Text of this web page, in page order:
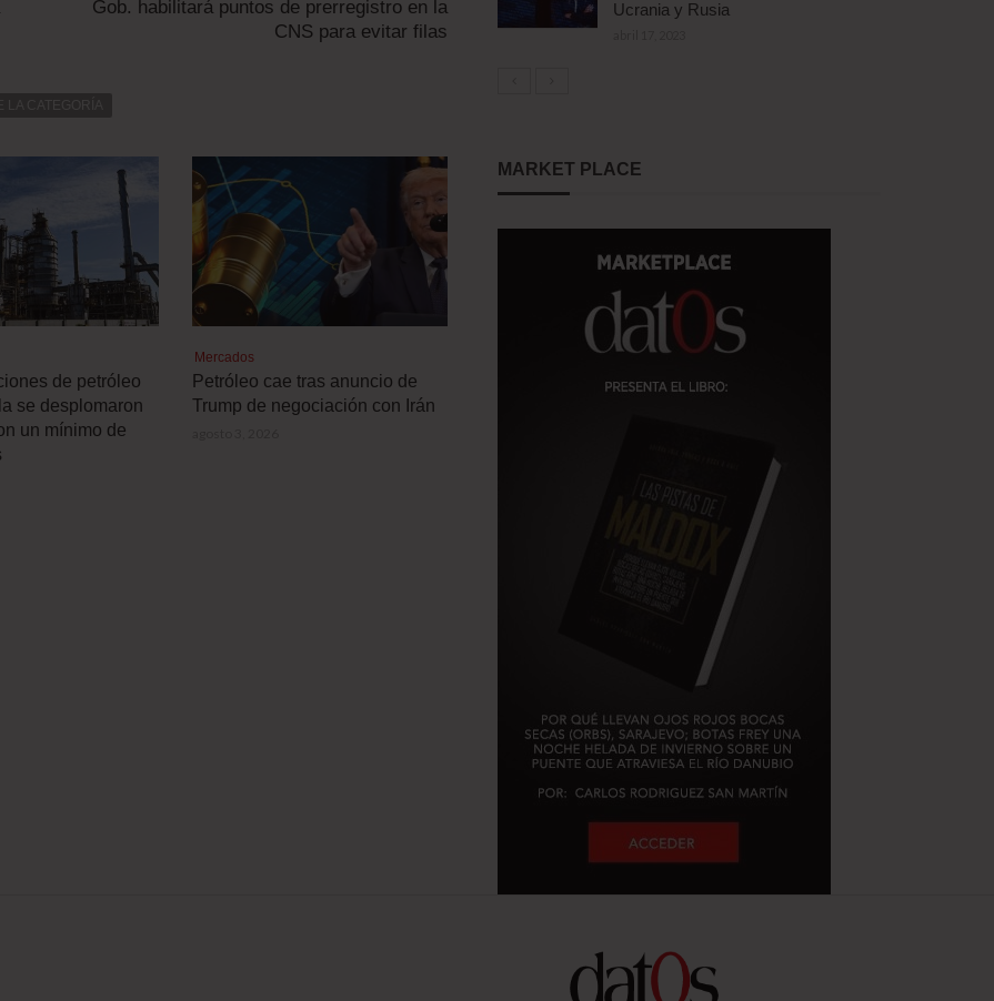
Gob. habilitará puntos de prerregistro en la
CNS para evitar filas
de petróleo
se desplomaron
un mínimo de
Mercados
Petróleo cae tras anuncio de
Trump de negociación con Irán
Ucrania y Rusia
MARKET PLACE